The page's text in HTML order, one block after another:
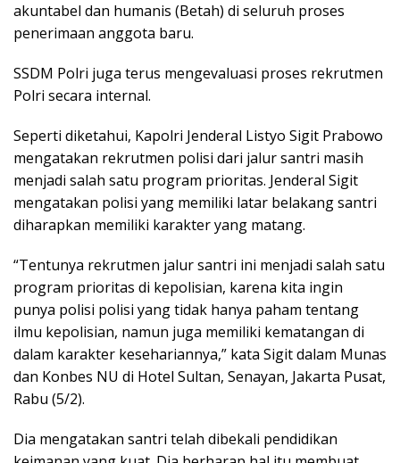
akuntabel dan humanis (Betah) di seluruh proses
penerimaan anggota baru.
SSDM Polri juga terus mengevaluasi proses rekrutmen
Polri secara internal.
Seperti diketahui, Kapolri Jenderal Listyo Sigit Prabowo
mengatakan rekrutmen polisi dari jalur santri masih
menjadi salah satu program prioritas. Jenderal Sigit
mengatakan polisi yang memiliki latar belakang santri
diharapkan memiliki karakter yang matang.
“Tentunya rekrutmen jalur santri ini menjadi salah satu
program prioritas di kepolisian, karena kita ingin
punya polisi polisi yang tidak hanya paham tentang
ilmu kepolisian, namun juga memiliki kematangan di
dalam karakter kesehariannya,” kata Sigit dalam Munas
dan Konbes NU di Hotel Sultan, Senayan, Jakarta Pusat,
Rabu (5/2).
Dia mengatakan santri telah dibekali pendidikan